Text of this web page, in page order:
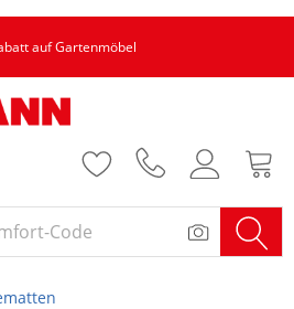
auf Gartenmöbel